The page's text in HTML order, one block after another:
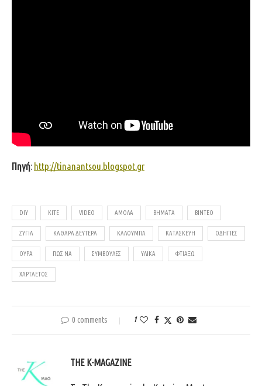
Πηγή: http://tinanantsou.blogspot.gr
DIY KITE VIDEO ΑΜΟΛΑ ΒΉΜΑΤΑ ΒΊΝΤΕΟ
ΖΎΓΙΑ ΚΑΘΑΡΆ ΔΕΥΤΈΡΑ ΚΑΛΟΥΜΠΑ ΚΑΤΑΣΚΕΥΉ ΟΔΗΓΊΕΣ
ΟΎΡΑ ΠΩΣ ΝΑ ΣΥΜΒΟΥΛΈΣ ΥΛΙΚΆ ΦΤΙΆΞΩ
ΧΑΡΤΑΕΤΌΣ
0 comments 1
THE K-MAGAZINE